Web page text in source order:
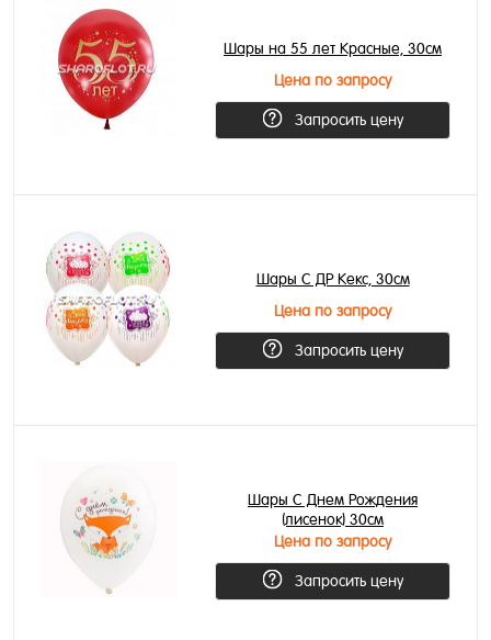
Шары на 55 лет Красные, 30см
Цена по запросу
Запросить цену
Шары С ДР Кекс, 30см
Цена по запросу
Запросить цену
Шары С Днем Рождения
(лисенок) 30см
Цена по запросу
Запросить цену